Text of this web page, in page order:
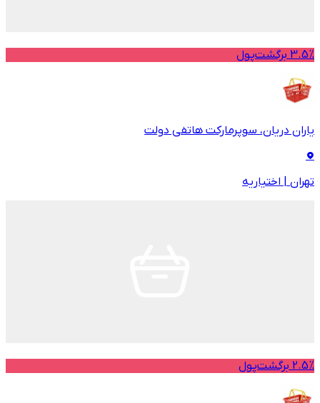
3.5% برگشت‌پول
یاران دریان، سوپرمارکت هاتفی دولت
تهران | اختیاریه
2.5% برگشت‌پول